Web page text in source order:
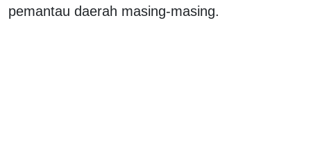
pemantau daerah masing-masing.